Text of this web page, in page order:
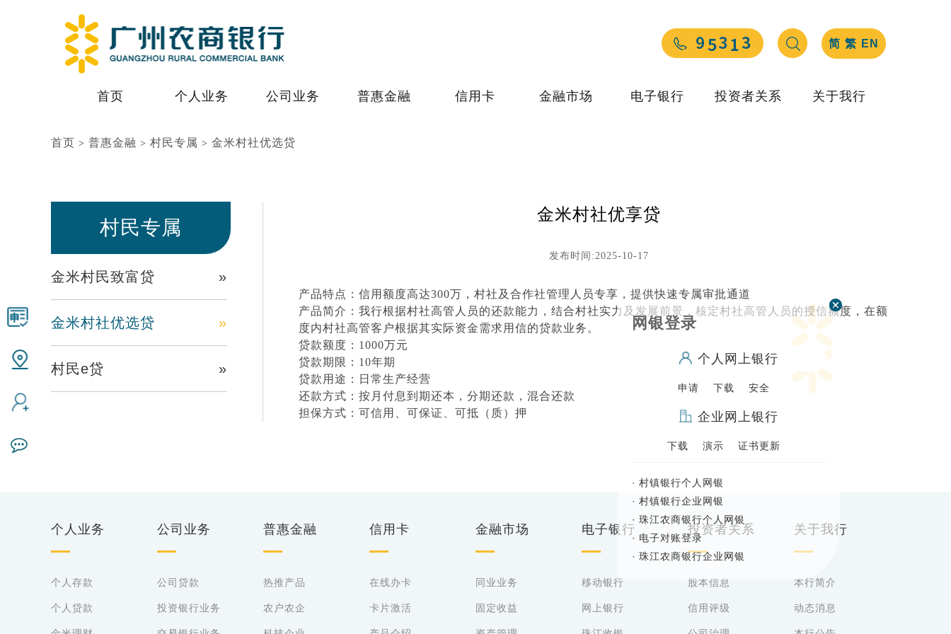
简 繁 EN
首页 个人业务 公司业务 普惠金融 信用卡 金融市场 电子银行 投资者关系 关于我行
网银登录
个人网上银行
申请 下载 安全
企业网上银行
下载 演示 证书更新
· 村镇银行个人网银
· 村镇银行企业网银
· 珠江农商银行个人网银
· 电子对账登录
· 珠江农商银行企业网银
首页 > 普惠金融 > 村民专属 > 金米村社优选贷
村民专属
金米村民致富贷 »
金米村社优选贷 »
村民e贷 »
金米村社优享贷
发布时间:2025-10-17
产品特点：信用额度高达300万，村社及合作社管理人员专享，提供快速专属审批通道
产品简介：我行根据村社高管人员的还款能力，结合村社实力及发展前景，核定村社高管人员的授信额度，在额
度内村社高管客户根据其实际资金需求用信的贷款业务。
贷款额度：1000万元
贷款期限：10年期
贷款用途：日常生产经营
还款方式：按月付息到期还本，分期还款，混合还款
担保方式：可信用、可保证、可抵（质）押
个人业务
个人存款
个人贷款
公司业务
公司贷款
投资银行业务
普惠金融
热推产品
农户农企
信用卡
在线办卡
卡片激活
金融市场
同业业务
固定收益
电子银行
移动银行
网上银行
投资者关系
股本信息
信用评级
关于我行
本行简介
动态消息